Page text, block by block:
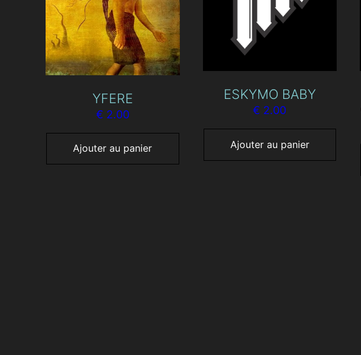
YFERE
€ 2.00
Ajouter au panier
ESKYMO BABY
€ 2.00
Ajouter au panier